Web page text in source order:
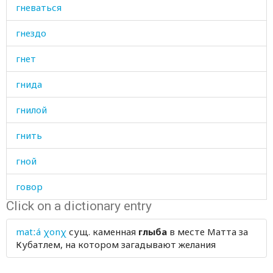
гневаться
гнездо
гнет
гнида
гнилой
гнить
гной
говор
говорить
год
Click on a dictionary entry
matːá χonχ сущ. каменная глыба в месте Матта за
Кубатлем, на котором загадывают желания